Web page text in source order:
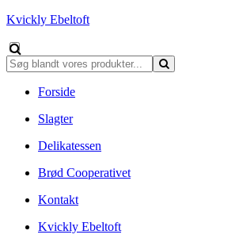
Kvickly Ebeltoft
Forside
Slagter
Delikatessen
Brød Cooperativet
Kontakt
Kvickly Ebeltoft